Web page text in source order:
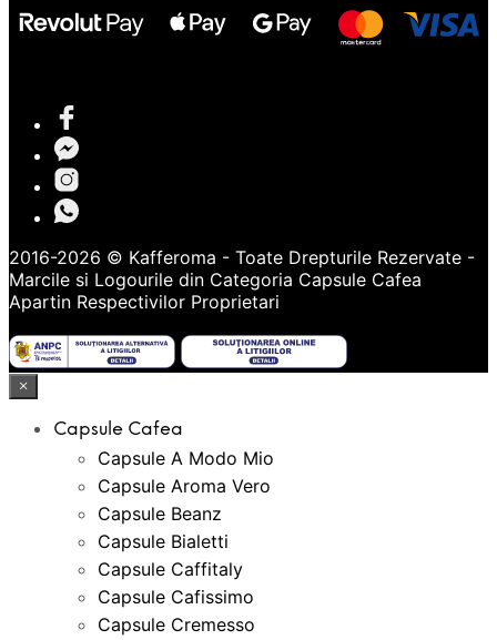
2016-2026 © Kafferoma - Toate Drepturile Rezervate -
Marcile si Logourile din Categoria Capsule Cafea
Apartin Respectivilor Proprietari
×
Capsule Cafea
Capsule A Modo Mio
Capsule Aroma Vero
Capsule Beanz
Capsule Bialetti
Capsule Caffitaly
Capsule Cafissimo
Capsule Cremesso